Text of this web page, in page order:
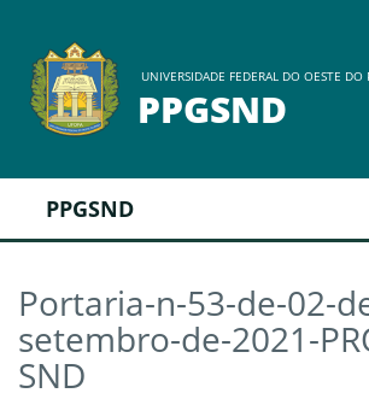
UNIVERSIDADE FEDERAL DO OESTE DO
PPGSND
PPGSND
Portaria-n-53-de-02-
setembro-de-2021-
SND